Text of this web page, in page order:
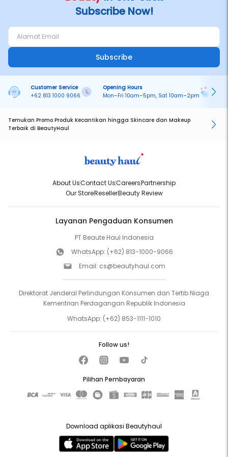
Subscribe Now!
Subscribe
Customer Service
+62 813 1000 9066
Opening Hours
Mon–Fri 10am–5pm, Sat 10am–2pm
Temukan Promo Produk Kecantikan hingga Skincare dan Makeup
Terbaik di BeautyHaul
About UsContact UsCareersPartnership
Our StoreResellerBeauty Review
Layanan Pengaduan Konsumen
PT Beaute Haul Indonesia
WhatsApp: (+62) 813-1000-9066
Email: cs@beautyhaul.com
Direktorat Jenderal Perlindungan Konsumen dan Tertib Niaga
Kementrian Perdagangan Republik Indonesia
WhatsApp: (+62) 853-1111-1010
Pilihan Pembayaran
Follow us!
Download aplikasi Beautyhaul